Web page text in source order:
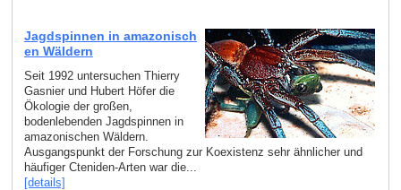
Jagdspinnen in amazonisch
en Wäldern
Seit 1992 untersuchen Thierry
Gasnier und Hubert Höfer die
Ökologie der großen,
bodenlebenden Jagdspinnen in
amazonischen Wäldern.
Ausgangspunkt der Forschung zur Koexistenz sehr ähnlicher und
häufiger Cteniden-Arten war die...
[details]